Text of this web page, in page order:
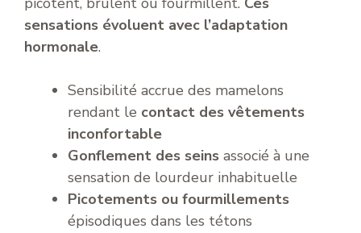
sensations évoluent avec l’adaptation
hormonale.
Sensibilité accrue des mamelons
rendant le contact des vêtements
inconfortable
Gonflement des seins associé à une
sensation de lourdeur inhabituelle
Picotements ou fourmillements
épisodiques dans les tétons